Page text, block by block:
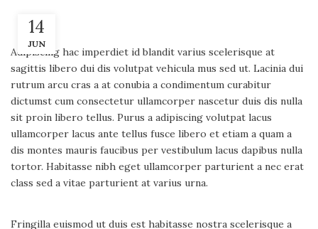
14
JUN
Adipiscing hac imperdiet id blandit varius scelerisque at
sagittis libero dui dis volutpat vehicula mus sed ut. Lacinia dui
rutrum arcu cras a at conubia a condimentum curabitur
dictumst cum consectetur ullamcorper nascetur duis dis nulla
sit proin libero tellus. Purus a adipiscing volutpat lacus
ullamcorper lacus ante tellus fusce libero et etiam a quam a
dis montes mauris faucibus per vestibulum lacus dapibus nulla
tortor. Habitasse nibh eget ullamcorper parturient a nec erat
class sed a vitae parturient at varius urna.
Fringilla euismod ut duis est habitasse nostra scelerisque a